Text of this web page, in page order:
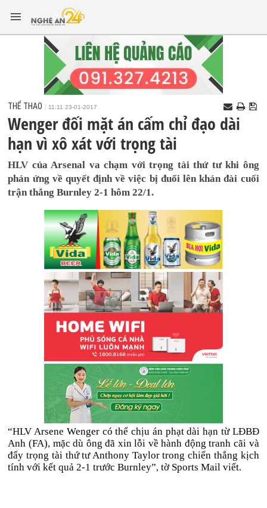
THỂ THAO 11:11 23-01-2017
Wenger đối mặt án cấm chỉ đạo dài
hạn vì xô xát với trọng tài
HLV của Arsenal va chạm với trọng tài thứ tư khi ông
phản ứng về quyết định về việc bị đuổi lên khán đài cuối
trận thắng Burnley 2-1 hôm 22/1.
“HLV Arsene Wenger có thể chịu án phạt dài hạn từ LĐBĐ
Anh (FA), mặc dù ông đã xin lỗi về hành động tranh cãi và
đẩy trọng tài thứ tư Anthony Taylor trong chiến thắng kịch
tính với kết quả 2-1 trước Burnley”, tờ Sports Mail viết.